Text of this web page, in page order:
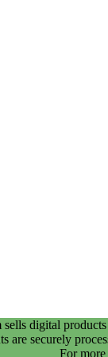
digital
are securely
For more